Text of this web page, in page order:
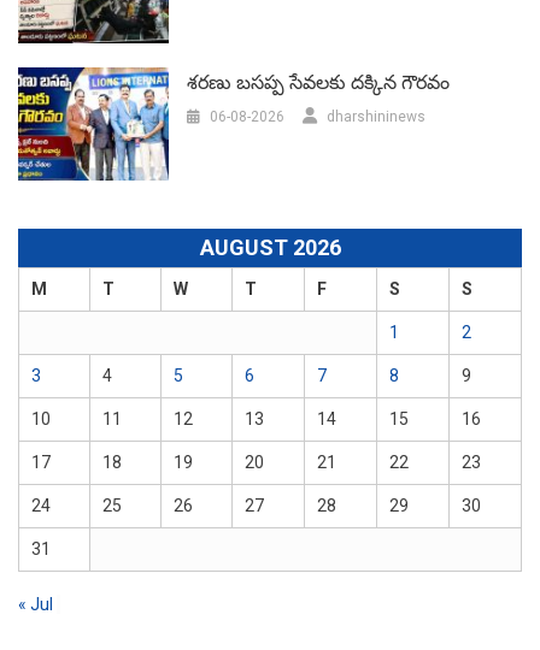
శరణు బసప్ప సేవలకు దక్కిన గౌరవం
06-08-2026 dharshininews
AUGUST 2026
M T W T F S S
1 2
3 4 5 6 7 8 9
10 11 12 13 14 15 16
17 18 19 20 21 22 23
24 25 26 27 28 29 30
31
« Jul